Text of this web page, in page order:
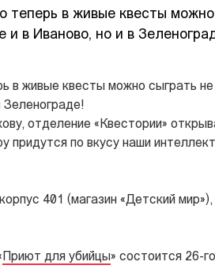
теперь в живые квесты можно
и в Иваново, но и в
в живые квесты можно сыграть
Зеленограде!
отделение «Квестории»
придутся по вкусу наши
401 (магазин «Детский мир»),
Приют для убийцы» состоится 26-